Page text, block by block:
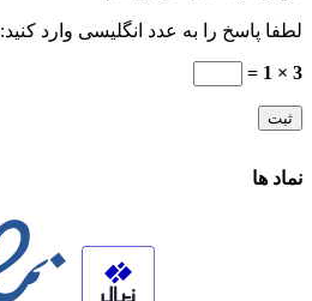
لطفا پاسخ را به عدد انگلیسی وارد کنید:
3 × 1 =
نماد ها